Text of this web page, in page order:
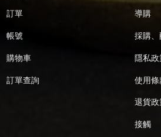
訂單
帳號
購物車
訂單查詢
導購
採購、
隱私政
使用條
退貨政
接觸